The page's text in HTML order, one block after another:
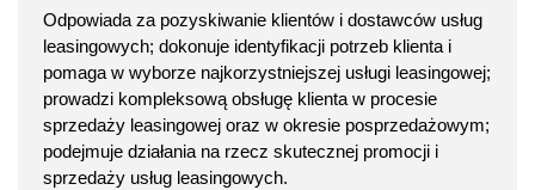
Odpowiada za pozyskiwanie klientów i dostawców usług
leasingowych; dokonuje identyfikacji potrzeb klienta i
pomaga w wyborze najkorzystniejszej usługi leasingowej;
prowadzi kompleksową obsługę klienta w procesie
sprzedaży leasingowej oraz w okresie posprzedażowym;
podejmuje działania na rzecz skutecznej promocji i
sprzedaży usług leasingowych.